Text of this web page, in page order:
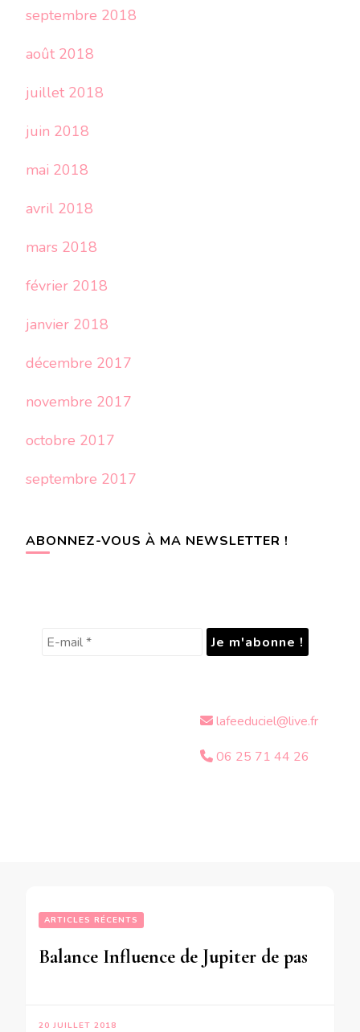
septembre 2018
août 2018
juillet 2018
juin 2018
mai 2018
avril 2018
mars 2018
février 2018
janvier 2018
décembre 2017
novembre 2017
octobre 2017
septembre 2017
ABONNEZ-VOUS À MA NEWSLETTER !
lafeeduciel@live.fr
06 25 71 44 26
ARTICLES RÉCENTS
20 JUILLET 2018